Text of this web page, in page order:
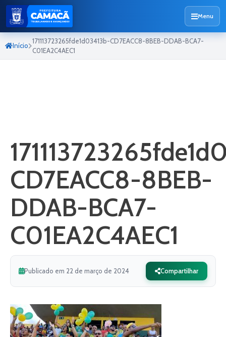
Menu
Início
171113723265fde1d03413b-CD7EACC8-8BEB-DDAB-BCA7-
C01EA2C4AEC1
CD7EACC8-8BEB-
DDAB-BCA7-
C01EA2C4AEC1
Publicado em 22 de março de 2024 Compartilhar